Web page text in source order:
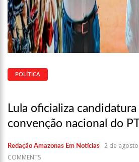
POLÍTICA
Lula oficializa
convenção nacional do
Redação Amazonas Em Notícias 2 de
COMMENTS